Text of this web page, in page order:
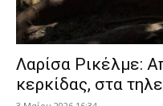
Λαρίσα Ρικέλμε:
κερκίδας, στα